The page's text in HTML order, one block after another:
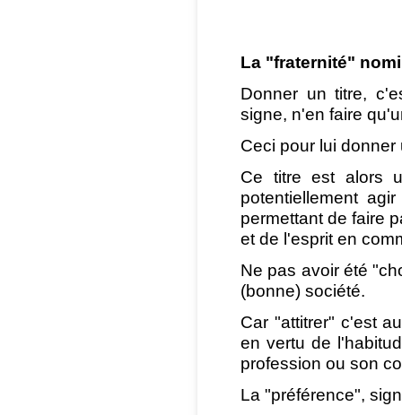
La "fraternité"
Donner un titre,
signe, n'en faire
Ceci pour lui
Ce titre est alors
potentiellement
permettant de faire
et de l'esprit en
Ne pas avoir été
(bonne) société.
Car "attitrer" c'est
en vertu de
profession ou son
La "préférence",